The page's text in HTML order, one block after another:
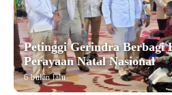
Petinggi Gerindra Berbagi
Perayaan Natal Nasional
6 bulan lalu